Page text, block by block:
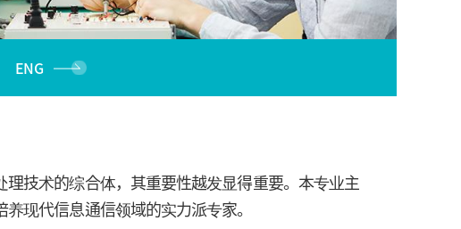
ENG
技术的综合体，其重要性越发显得重要。本专业主
现代信息通信领域的实力派专家。